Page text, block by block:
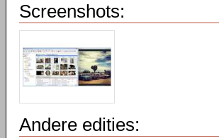
Screenshots:
Andere edities: